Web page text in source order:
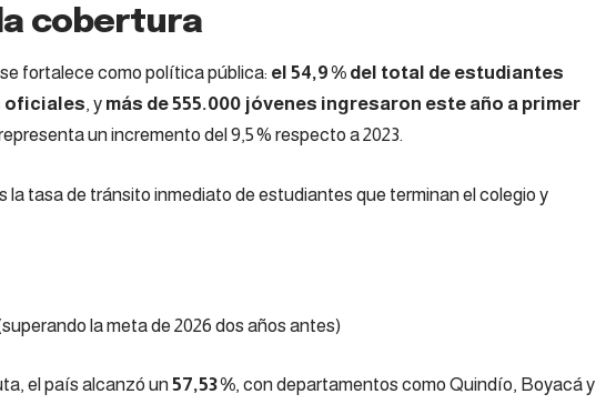
cobertura
fortalece como política pública: el 54,9 % del total de estudiantes
oficiales, y más de 555.000 jóvenes ingresaron este año a primer
un incremento del 9,5 % respecto a 2023.
tasa de tránsito inmediato de estudiantes que terminan el colegio y
la meta de 2026 dos años antes)
el país alcanzó un57,53 %, con departamentos como Quindío, Boyacá y